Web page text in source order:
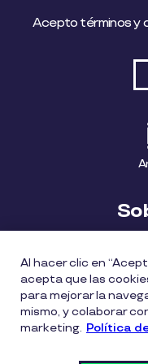
Acepto términos y
Mapa del sitio
Política entrega
Al hacer clic en
acepta que las
para mejorar la
mismo, y colaborar
marketing. Política